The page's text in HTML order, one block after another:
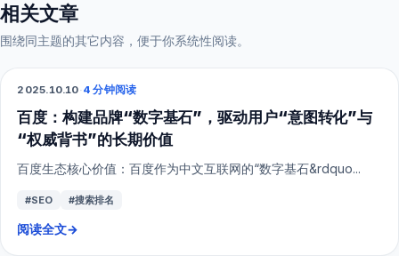
相关文章
围绕同主题的其它内容，便于你系统性阅读。
SEO
2025.10.10·4 分钟阅读
百度：构建品牌“数字基石”，驱动用户“意图转化”与
“权威背书”的长期价值
百度生态核心价值：百度作为中文互联网的“数字基石&rdquo...
#SEO #搜索排名
阅读全文→